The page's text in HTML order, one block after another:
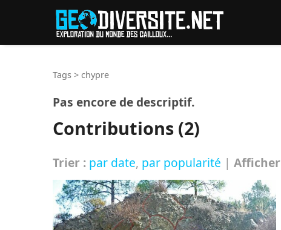
Tags > chypre
Pas encore de descriptif.
Contributions (2)
Trier : par date, par popularité | Afficher